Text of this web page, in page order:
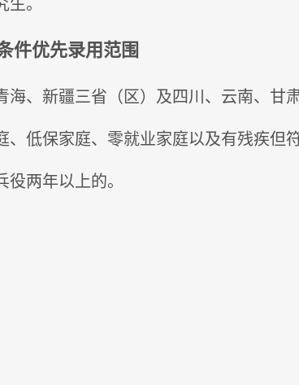
生。
件优先录用范围
海、新疆三省（区）及四川、云南、甘
、低保家庭、零就业家庭以及有残疾但
役两年以上的。